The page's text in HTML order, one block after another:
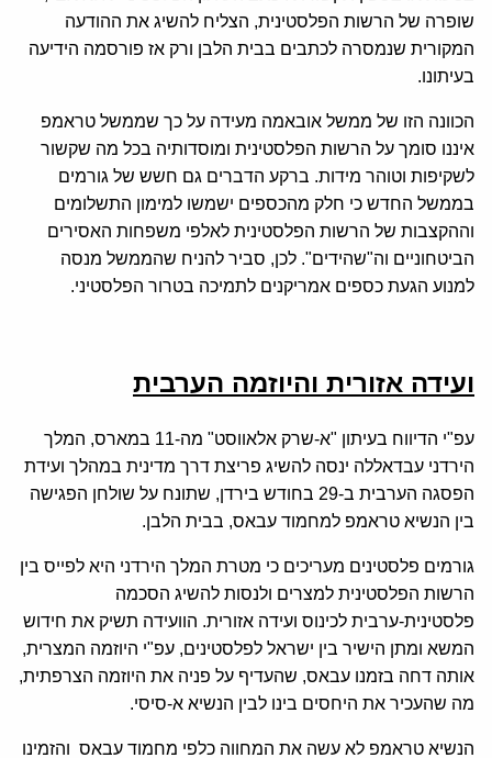
שופרה של הרשות הפלסטינית, הצליח להשיג את ההודעה
המקורית שנמסרה לכתבים בבית הלבן ורק אז פורסמה הידיעה
בעיתונו.
הכוונה הזו של ממשל אובאמה מעידה על כך שממשל טראמפ
איננו סומך על הרשות הפלסטינית ומוסדותיה בכל מה שקשור
לשקיפות וטוהר מידות. ברקע הדברים גם חשש של גורמים
בממשל החדש כי חלק מהכספים ישמשו למימון התשלומים
וההקצבות של הרשות הפלסטינית לאלפי משפחות האסירים
הביטחוניים וה"שהידים". לכן, סביר להניח שהממשל מנסה
למנוע הגעת כספים אמריקנים לתמיכה בטרור הפלסטיני.
ועידה אזורית והיוזמה הערבית
עפ"י הדיווח בעיתון "א-שרק אלאווסט" מה-11 במארס, המלך
הירדני עבדאללה ינסה להשיג פריצת דרך מדינית במהלך ועידת
הפסגה הערבית ב-29 בחודש בירדן, שתונח על שולחן הפגישה
בין הנשיא טראמפ למחמוד עבאס, בבית הלבן.
גורמים פלסטינים מעריכים כי מטרת המלך הירדני היא לפייס בין
הרשות הפלסטינית למצרים ולנסות להשיג הסכמה
פלסטינית-ערבית לכינוס ועידה אזורית. הוועידה תשיק את חידוש
המשא ומתן הישיר בין ישראל לפלסטינים, עפ"י היוזמה המצרית,
אותה דחה בזמנו עבאס, שהעדיף על פניה את היוזמה הצרפתית,
מה שהעכיר את היחסים בינו לבין הנשיא א-סיסי.
הנשיא טראמפ לא עשה את המחווה כלפי מחמוד עבאס והזמינו